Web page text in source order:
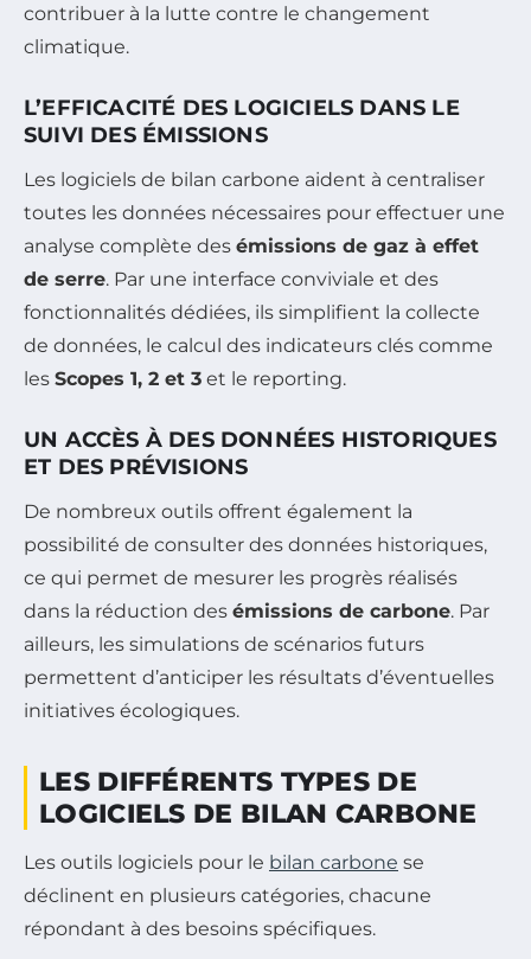
contribuer à la lutte contre le changement
climatique.
L’EFFICACITÉ DES LOGICIELS DANS LE
SUIVI DES ÉMISSIONS
Les logiciels de bilan carbone aident à centraliser
toutes les données nécessaires pour effectuer une
analyse complète des émissions de gaz à effet
de serre. Par une interface conviviale et des
fonctionnalités dédiées, ils simplifient la collecte
de données, le calcul des indicateurs clés comme
les Scopes 1, 2 et 3 et le reporting.
UN ACCÈS À DES DONNÉES HISTORIQUES
ET DES PRÉVISIONS
De nombreux outils offrent également la
possibilité de consulter des données historiques,
ce qui permet de mesurer les progrès réalisés
dans la réduction des émissions de carbone. Par
ailleurs, les simulations de scénarios futurs
permettent d’anticiper les résultats d’éventuelles
initiatives écologiques.
LES DIFFÉRENTS TYPES DE
LOGICIELS DE BILAN CARBONE
Les outils logiciels pour le bilan carbone se
déclinent en plusieurs catégories, chacune
répondant à des besoins spécifiques.